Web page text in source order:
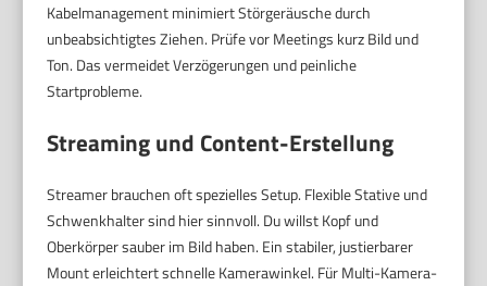
Kabelmanagement minimiert Störgeräusche durch
unbeabsichtigtes Ziehen. Prüfe vor Meetings kurz Bild und
Ton. Das vermeidet Verzögerungen und peinliche
Startprobleme.
Streaming und Content-Erstellung
Streamer brauchen oft spezielles Setup. Flexible Stative und
Schwenkhalter sind hier sinnvoll. Du willst Kopf und
Oberkörper sauber im Bild haben. Ein stabiler, justierbarer
Mount erleichtert schnelle Kamerawinkel. Für Multi-Kamera-